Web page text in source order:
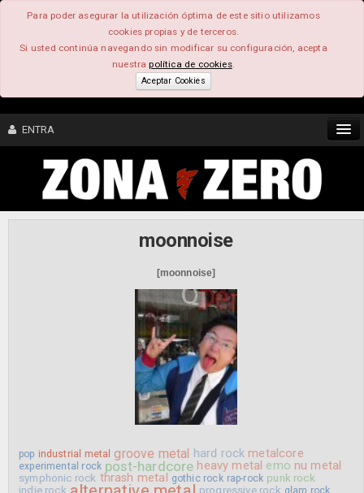
Para poder asegurar la utilización óptima de este sitio utilizamos
cookies propias y de terceros.
Si usted continúa navegando sin modificar su configuración, acepta
nuestrapolítica de cookies.
Aceptar Cookies
ENTRA
CONTENIDO
moonnoise
[moonnoise]
pop industrial metal groove metal hard rock metalcore
experimental rock post-hardcore heavy metal emo nu metal
symphonic rock thrash metal gothic rock rap-rock punk rock
indie rock
progressive rock glam rock